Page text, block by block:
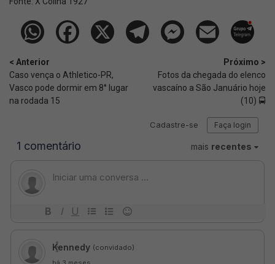
< Anterior
Caso vença o Athletico-PR,
Vasco pode dormir em 8° lugar
na rodada 15
Próximo >
Fotos da chegada do elenco
vascaíno a São Januário hoje
(10) 🚍